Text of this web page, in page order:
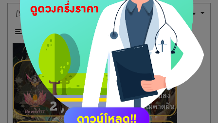
[Your Button] 16